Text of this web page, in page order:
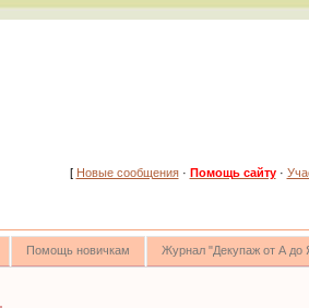
[ Новые сообщения· Помощь сайту·
Помощь новичкам Журнал "Декупаж от А до